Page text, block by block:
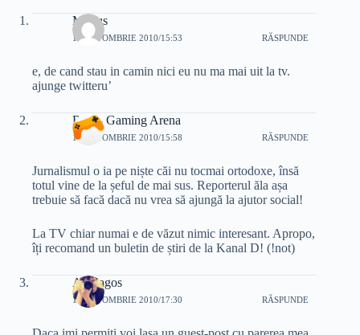
Marius
14 OCTOMBRIE 2010/15:53 RĂSPUNDE
e, de cand stau in camin nici eu nu ma mai uit la tv.
ajunge twitteru’
Beta - Gaming Arena
14 OCTOMBRIE 2010/15:58 RĂSPUNDE
Jurnalismul o ia pe niște căi nu tocmai ortodoxe, însă
totul vine de la șeful de mai sus. Reporterul ăla așa
trebuie să facă dacă nu vrea să ajungă la ajutor social!
La TV chiar numai e de văzut nimic interesant. Apropo,
îți recomand un buletin de știri de la Kanal D! (!not)
A.Dragos
14 OCTOMBRIE 2010/17:30 RĂSPUNDE